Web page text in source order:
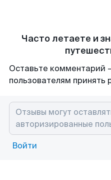
Часто летаете и
Оставьте комментарий
пользователям принять
Войти